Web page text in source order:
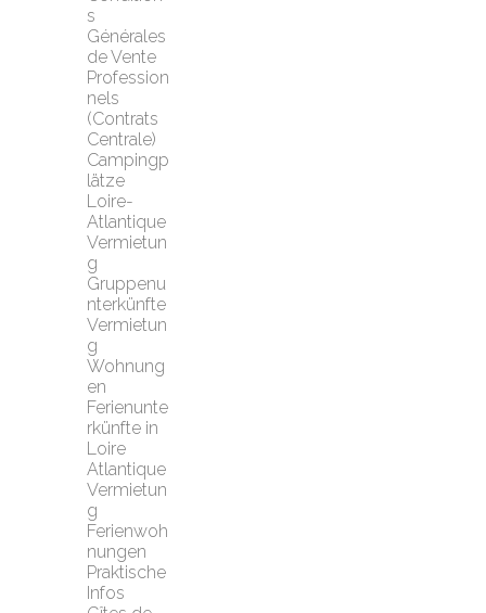
s
Générales
de Vente
Profession
nels
(Contrats
Centrale)
Campingp
lätze
Loire-
Atlantique
Vermietun
g
Gruppenu
nterkünfte
Vermietun
g
Wohnung
en
Ferienunte
rkünfte in
Loire
Atlantique
Vermietun
g
Ferienwoh
nungen
Praktische
Infos